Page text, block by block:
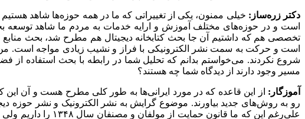
دکتر زره‌ساز: خیلی ممنون، یکی از تغییراتی که ما در همه حوزه‌ها شاهد
است و در حوزه‌های مختلف آموزش و ارایه خدمات به مردم ما شاهد
تخصصی هم که داشتیم آن جا بحث کتابخانه دیجیتال هم مطرح شد، بحث منابع
است و حرکت به سمت نشر الکترونیکی با فراز و نشیب زیادی مواجه است. من
شروع نکردند. می‌خواستم بدانم که تحلیل شما در رابطه با بحث استفاده از
مسیر وجود دارند از دیدگاه شما چه هستند؟
آموزگار: از این قاعده که در مورد ایرانی‌ها به طور کلی مطرح هست و آن این
رو به روش‌های جدید بیاورند. موضوع گرایش به نشر الکترونیک و نشر حوزه